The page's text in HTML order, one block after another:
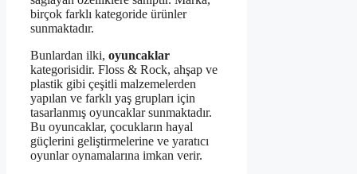
birçok farklı kategoride ürünler
sunmaktadır.
Bunlardan ilki, oyuncaklar
kategorisidir. Floss & Rock, ahşap ve
plastik gibi çeşitli malzemelerden
yapılan ve farklı yaş grupları için
tasarlanmış oyuncaklar sunmaktadır.
Bu oyuncaklar, çocukların hayal
güçlerini geliştirmelerine ve yaratıcı
oyunlar oynamalarına imkan verir.